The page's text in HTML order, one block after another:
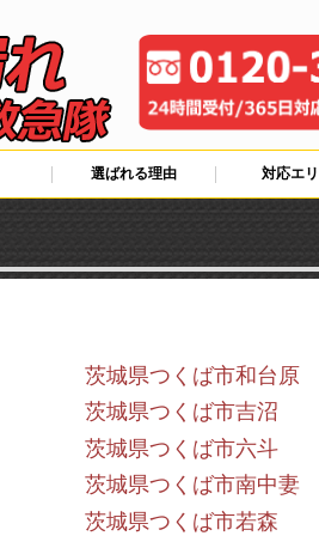
選ばれる理由 対応エ
茨城県つくば市和台原
茨城県つくば市吉沼
茨城県つくば市六斗
茨城県つくば市南中妻
茨城県つくば市若森